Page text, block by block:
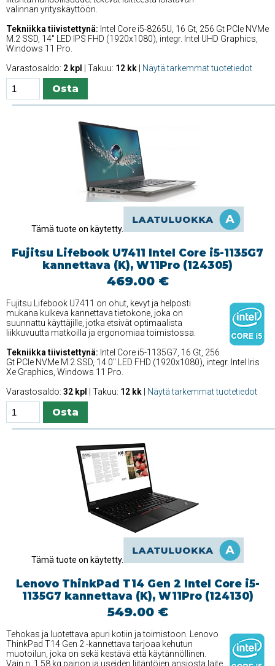
valinnan yrityskäyttöön.
Tekniikka tiivistettynä: Intel Core i5-8265U, 16 Gt, 256 Gt PCIe NVMe
M.2 SSD, 14'' LED IPS FHD (1920x1080), integr. Intel UHD Graphics,
Windows 11 Pro.
Varastosaldo: 2 kpl | Takuu: 12 kk Näytä tarkemmat tuotetiedot
Tämä tuote on käytetty.
Fujitsu Lifebook U7411 Intel Core i5-1135G7
kannettava (K), W11Pro (124305)
469.00 €
Fujitsu Lifebook U7411 on ohut, kevyt ja helposti
mukana kulkeva kannettava tietokone, joka on
suunnattu käyttäjille, jotka etsivät optimaalista
liikkuvuutta matkoilla ja ergonomiaa toimistossa.
Tekniikka tiivistettynä: Intel Core i5-1135G7, 16 Gt, 256
Gt PCIe NVMe M.2 SSD, 14.0'' LED FHD (1920x1080), integr. Intel Iris
Xe Graphics, Windows 11 Pro.
Varastosaldo: 32 kpl | Takuu: 12 kk Näytä tarkemmat tuotetiedot
Tämä tuote on käytetty.
Lenovo ThinkPad T14 Gen 2 Intel Core i5-
1135G7 kannettava (K), W11Pro (124130)
549.00 €
Tehokas ja luotettava apuri kotiin ja toimistoon. Lenovo
ThinkPad T14 Gen 2 -kannettava tarjoaa kehutun
muotoilun, joka on sekä kestävä että käytännöllinen.
Vain n. 1,58 kg painon ja useiden liitäntöjen ansiosta laite